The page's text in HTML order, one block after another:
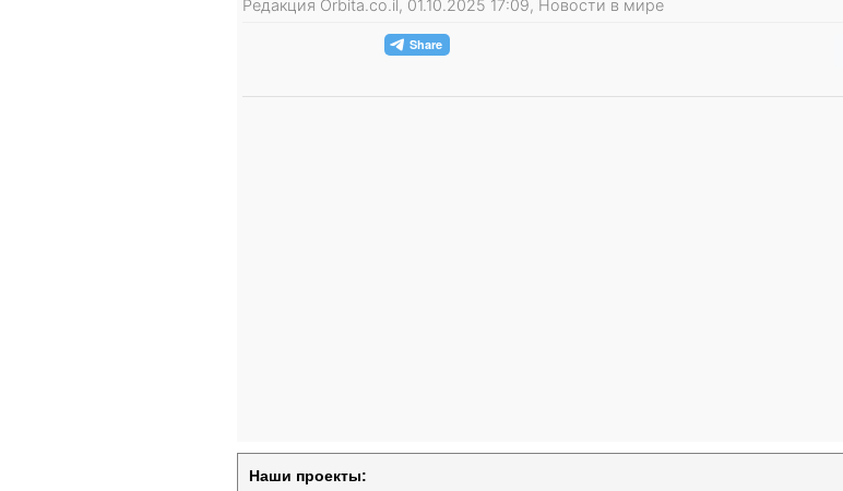
Редакция Orbita.co.il, 01.10.2025 17:09, Новости в мире
Наши проекты: